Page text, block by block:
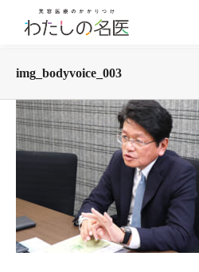
img_bodyvoice_003